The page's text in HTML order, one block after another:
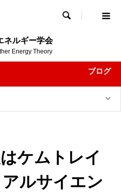
ネルギー学会
Energy Theory

ブログ
ケムトレイ
ルサイエン